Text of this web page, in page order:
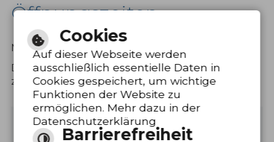
Öffnungszeiten
Montag bis Freitag
Donnerstag
zusätzlich
15.00 bis 18.00
Barrierefreie Ansicht
Cookies
Auf dieser Webseite werden
ausschließlich essentielle Daten in
Cookies gespeichert, um wichtige
Funktionen der Website zu
ermöglichen. Mehr dazu in der
Datenschutzerklärung
Barrierefreiheit